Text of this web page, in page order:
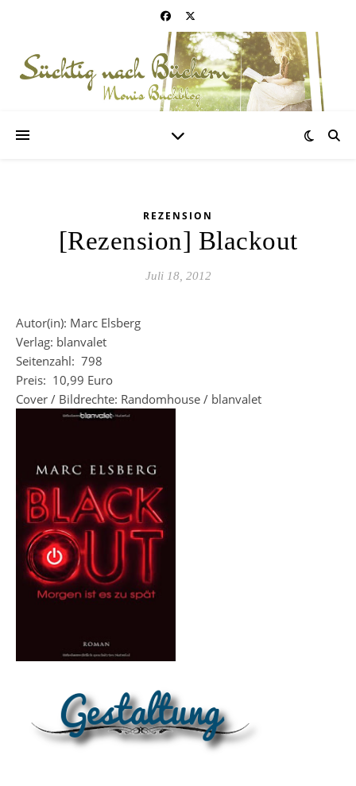
REZENSION
[Rezension] Blackout
Juli 18, 2012
Autor(in): Marc Elsberg
Verlag: blanvalet
Seitenzahl: 798
Preis: 10,99 Euro
Cover / Bildrechte: Randomhouse / blanvalet